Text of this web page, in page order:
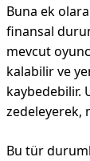
Buna ek
finansal
mevcut
kalabilir ve
kaybedebilir.
zedeleyerek,
Bu tür